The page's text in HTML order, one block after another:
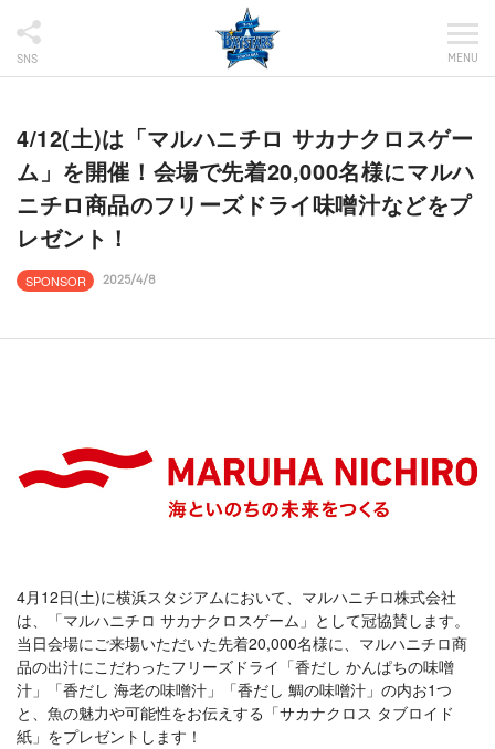
SNS MENU
4/12(土)は「マルハニチロ サカナクロスゲー
ム」を開催！会場で先着20,000名様にマルハ
ニチロ商品のフリーズドライ味噌汁などをプ
レゼント！
SPONSOR 2025/4/8
4月12日(土)に横浜スタジアムにおいて、マルハニチロ株式会社
は、「マルハニチロ サカナクロスゲーム」として冠協賛します。
当日会場にご来場いただいた先着20,000名様に、マルハニチロ商
品の出汁にこだわったフリーズドライ「香だし かんぱちの味噌
汁」「香だし 海老の味噌汁」「香だし 鯛の味噌汁」の内お1つ
と、魚の魅力や可能性をお伝えする「サカナクロス タブロイド
紙」をプレゼントします！